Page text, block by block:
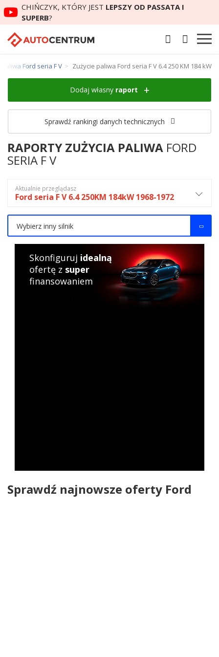
CHIŃCZYK, KTÓRY JEST LEPSZY OD PASSATA I
SUPERB?
Ford seria F V Zużycie paliwa Ford seria F V 6.4 250 KM 184 kW
Dodaj własny raport
Sprawdź rankingi danych technicznych
Sprawdź najnowsze oferty Ford
RAPORTY ZUŻYCIA PALIWA FORD
SERIA F V
Aktualnie przeglądasz
Ford seria F V 6.4 250KM 184kW 1968-1972
Wybierz inny silnik
Skonfiguruj idealną
ofertę z super
finansowaniem